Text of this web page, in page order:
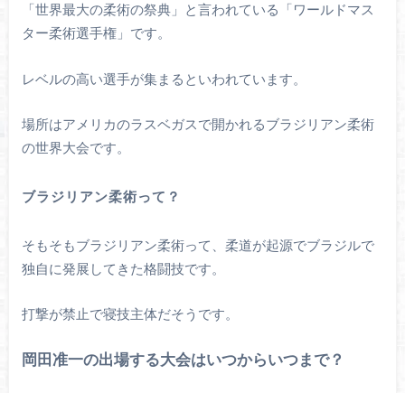
「世界最大の柔術の祭典」と言われている「ワールドマス
ター柔術選手権」です。
レベルの高い選手が集まるといわれています。
場所はアメリカのラスベガスで開かれるブラジリアン柔術
の世界大会です。
ブラジリアン柔術って？
そもそもブラジリアン柔術って、柔道が起源でブラジルで
独自に発展してきた格闘技です。
打撃が禁止で寝技主体だそうです。
岡田准一の出場する大会はいつからいつまで？